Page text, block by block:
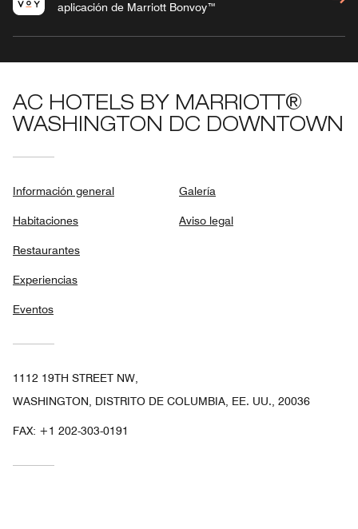
aplicación de Marriott Bonvoy™
AC HOTELS BY MARRIOTT®
WASHINGTON DC DOWNTOWN
Información general
Habitaciones
Restaurantes
Experiencias
Eventos
Galería
Aviso legal
1112 19TH STREET NW,
WASHINGTON, DISTRITO DE COLUMBIA, EE. UU., 20036
FAX: +1 202-303-0191